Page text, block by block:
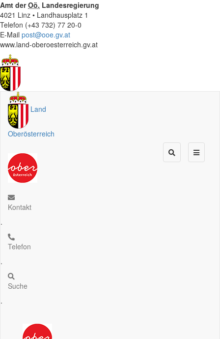
Amt derOö. Landesregierung
4021 Linz • Landhausplatz 1
Telefon (+43 732) 77 20-0
E-Mail post@ooe.gv.at
www.land-oberoesterreich.gv.at
Land
Oberösterreich
Kontakt
.
Telefon
.
Suche
.